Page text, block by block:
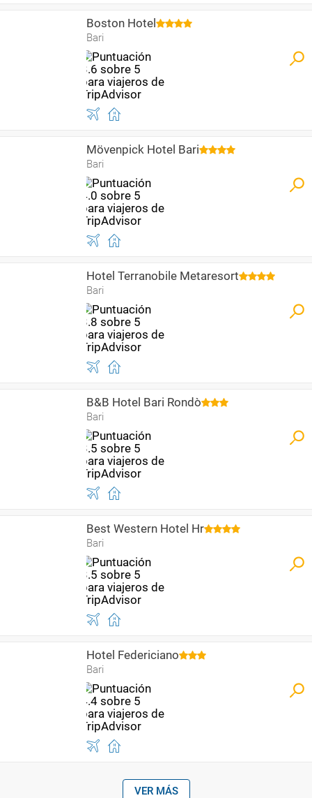
Boston Hotel
Bari
Mövenpick Hotel Bari
Bari
Hotel Terranobile Metaresort
Bari
B&B Hotel Bari Rondò
Bari
Best Western Hotel Hr
Bari
Hotel Federiciano
Bari
VER MÁS